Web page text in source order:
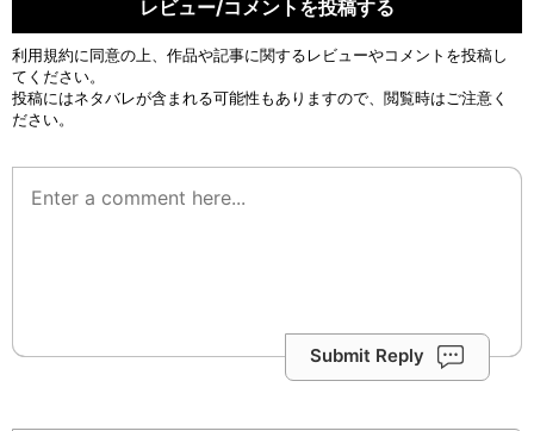
レビュー/コメントを投稿する
利用規約に同意の上、作品や記事に関するレビューやコメントを投稿し
てください。
投稿にはネタバレが含まれる可能性もありますので、閲覧時はご注意く
ださい。
Submit Reply